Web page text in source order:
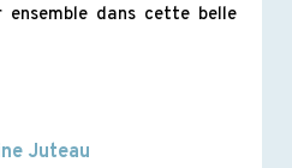
ensemble dans cette belle
Juteau